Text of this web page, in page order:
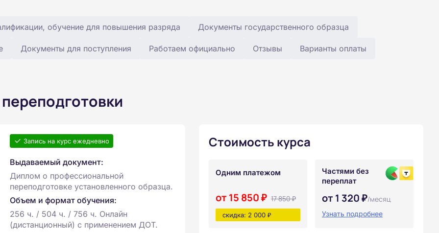
обучение для повышения разряда Документы государственного образца
Документы для поступления Работаем официально Отзывы Варианты оплаты
Запись на курс ежедневно
Выдаваемый документ:
Диплом о профессиональной
переподготовке установленного образца.
Объем и формат обучения:
256 ч. / 504 ч. / 756 ч. Онлайн
(дистанционный) с применением ДОТ.
Стоимость курса
Одним платежом
от 15 850 ₽ 17 850 ₽
скидка: 2 000 ₽
Частями без
переплат
от 1 320 ₽/месяц
Узнать подробнее